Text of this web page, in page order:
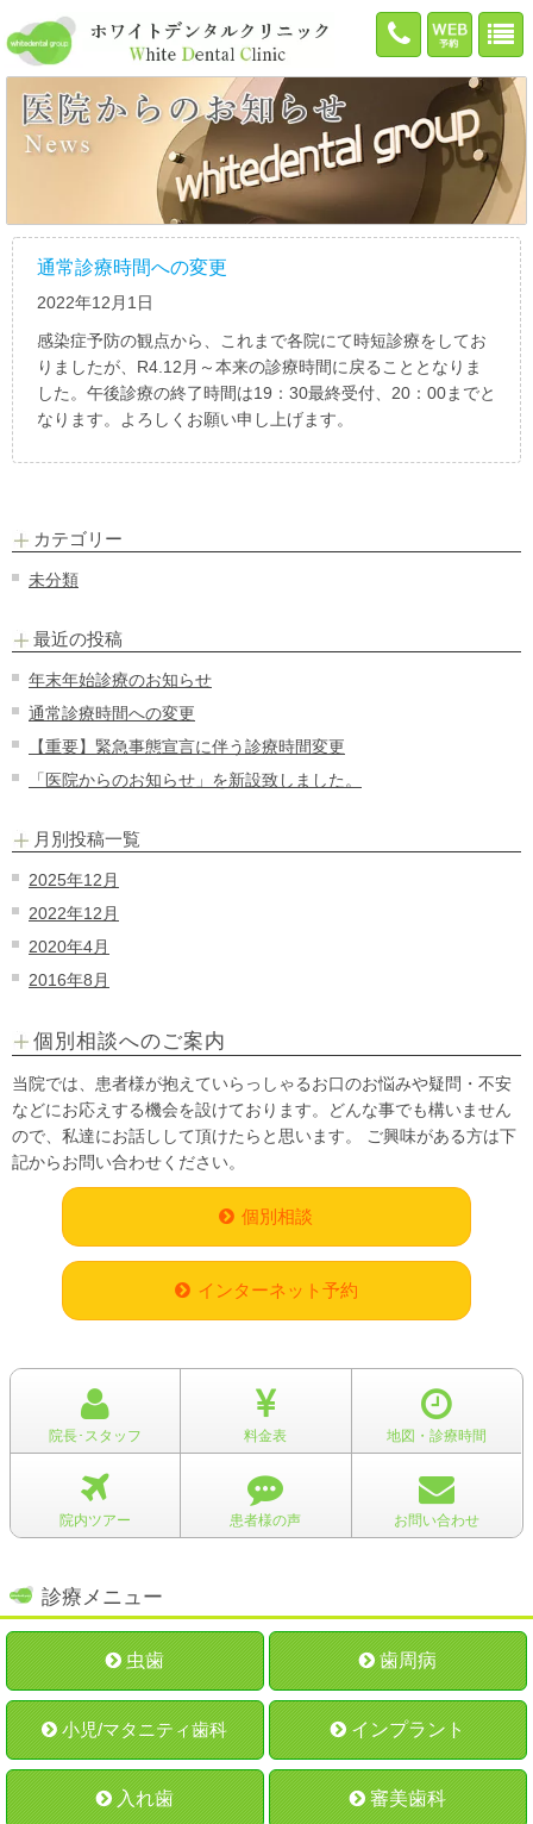
通常診療時間への変更
2022年12月1日
感染症予防の観点から、これまで各院にて時短診療をしてお
りましたが、R4.12月～本来の診療時間に戻ることとなりま
した。午後診療の終了時間は19：30最終受付、20：00までと
なります。よろしくお願い申し上げます。
カテゴリー
未分類
最近の投稿
年末年始診療のお知らせ
通常診療時間への変更
【重要】緊急事態宣言に伴う診療時間変更
「医院からのお知らせ」を新設致しました。
月別投稿一覧
2025年12月
2022年12月
2020年4月
2016年8月
個別相談へのご案内
当院では、患者様が抱えていらっしゃるお口のお悩みや疑問・不安
などにお応えする機会を設けております。どんな事でも構いません
ので、私達にお話しして頂けたらと思います。 ご興味がある方は下
記からお問い合わせください。
個別相談
インターネット予約
院長･スタッフ 料金表 地図・診療時間
院内ツアー 患者様の声 お問い合わせ
診療メニュー
虫歯 歯周病
小児/マタニティ歯科 インプラント
入れ歯 審美歯科